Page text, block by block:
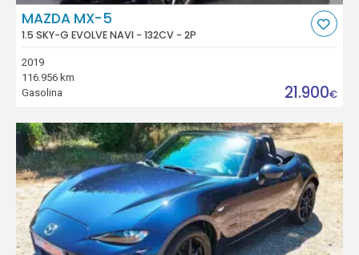
MAZDA MX-5
1.5 SKY-G EVOLVE NAVI - 132CV - 2P
2019
116.956 km
Gasolina
21.900€